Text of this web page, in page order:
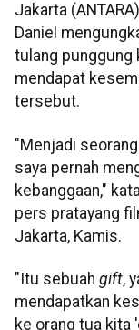
Jakarta
Daniel
tulang punggung
mendapat
tersebut.
"Menjadi
saya pernah
kebanggaan,"
pers pratayang
Jakarta, Kamis.
"Itu sebuah gift,
mendapatkan
ke orang tua kita